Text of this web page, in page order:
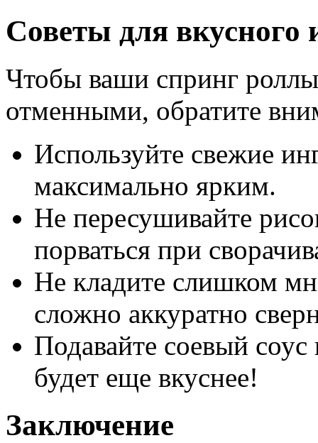
Советы для вкусного
Чтобы ваши спринг
отменными, обратите
Используйте свежие
максимально ярким.
Не пересушивайте
порваться при
Не кладите слишком
сложно аккуратно
Подавайте соевый
будет еще вкуснее!
Заключение